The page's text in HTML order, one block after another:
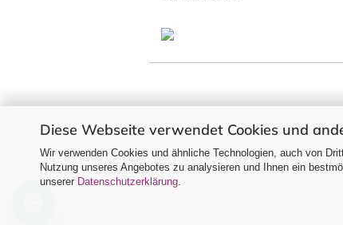
Diese Webseite verwendet Cookies und
Wir verwenden Cookies und ähnliche Technologien, auch von
Nutzung unseres Angebotes zu analysieren und Ihnen ein
unserer Datenschutzerklärung
Alle Preise verstehen